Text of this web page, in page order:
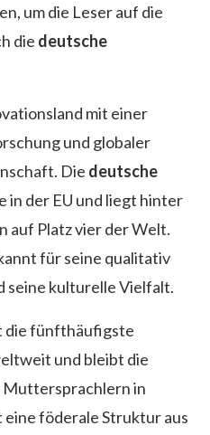
um die Leser auf die
die deutsche
mit einer
und globaler
Die deutsche
in der EU und liegt hinter
auf Platz vier der Welt.
für seine qualitativ
seine kulturelle Vielfalt.
die fünfthäufigste
und bleibt die
Muttersprachlern in
föderale Struktur aus